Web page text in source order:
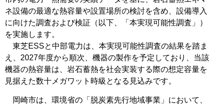
ネ設備の最適な熱容量や設置場所の検討を含め、設備導入
に向けた調査および検証（以下、「本実現可能性調査」）
を実施します。
東芝ESSと中部電力は、本実現可能性調査の結果を踏ま
え、2027年度から順次、機器の製作を予定しており、当該
機器の熱容量は、岩石蓄熱を社会実装する際の想定容量を
見据えた数十メガワット時級となる見込みです。
岡崎市は、環境省の「脱炭素先行地域事業」において、